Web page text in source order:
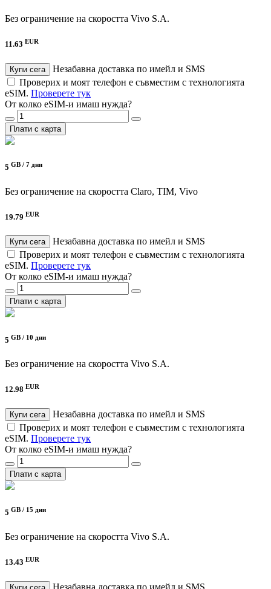
Без ограничение на скоростта Vivo S.A.
11.63 EUR
Купи сега
Незабавна доставка по имейл и SMS
Проверих и моят телефон е съвместим с технологията
eSIM. Проверете тук
От колко eSIM-и имаш нужда?
Плати с карта
5 GB / 7 дни
Без ограничение на скоростта Claro, TIM, Vivo
19.79 EUR
Купи сега
Незабавна доставка по имейл и SMS
Проверих и моят телефон е съвместим с технологията
eSIM. Проверете тук
От колко eSIM-и имаш нужда?
Плати с карта
5 GB / 10 дни
Без ограничение на скоростта Vivo S.A.
12.98 EUR
Купи сега
Незабавна доставка по имейл и SMS
Проверих и моят телефон е съвместим с технологията
eSIM. Проверете тук
От колко eSIM-и имаш нужда?
Плати с карта
5 GB / 15 дни
Без ограничение на скоростта Vivo S.A.
13.43 EUR
Незабавна доставка по имейл и SMS